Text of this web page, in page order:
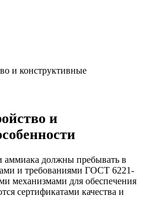
и конструктивные
и
аммиака должны пребывать в
и требованиями ГОСТ 6221-
механизмами для обеспечения
сертификатами качества и